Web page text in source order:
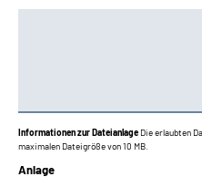
Informationen zur Dateianlage Die erlaubten
maximalen Dateigröße von 10 MB.
Anlage